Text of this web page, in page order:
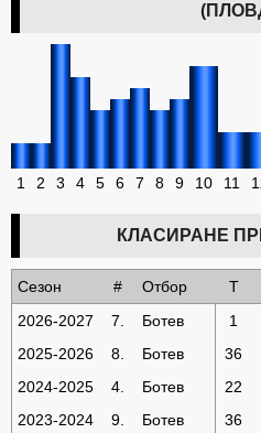
1 2 3 4 5 6 7 8 9 10 11
КЛАСИРАНЕ
Сезон # Отбор Т
2026-2027
7. Ботев 1
2025-2026
8. Ботев 36
2024-2025
4. Ботев 22
2023-2024
9. Ботев 36